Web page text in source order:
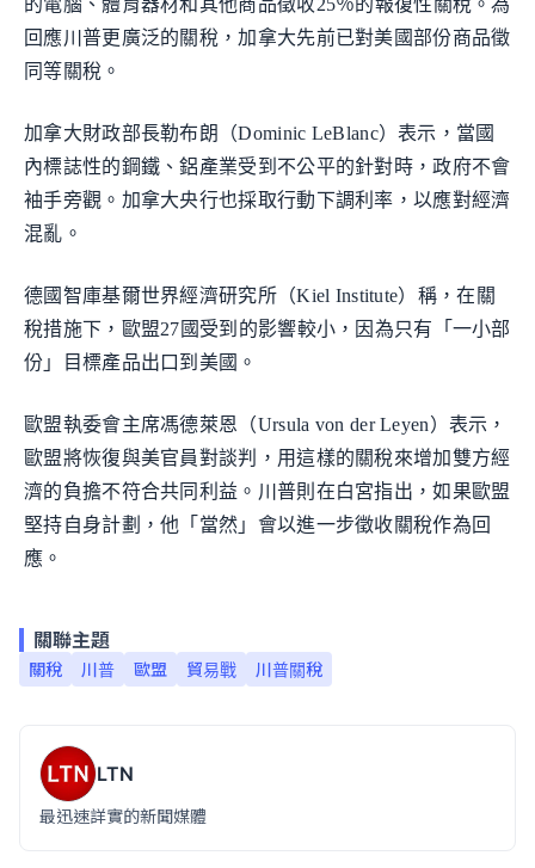
的電腦、體育器材和其他商品徵收25％的報復性關稅。為
回應川普更廣泛的關稅，加拿大先前已對美國部份商品徵
同等關稅。
加拿大財政部長勒布朗（Dominic LeBlanc）表示，當國
內標誌性的鋼鐵、鋁產業受到不公平的針對時，政府不會
袖手旁觀。加拿大央行也採取行動下調利率，以應對經濟
混亂。
德國智庫基爾世界經濟研究所（Kiel Institute）稱，在關
稅措施下，歐盟27國受到的影響較小，因為只有「一小部
份」目標產品出口到美國。
歐盟執委會主席馮德萊恩（Ursula von der Leyen）表示，
歐盟將恢復與美官員對談判，用這樣的關稅來增加雙方經
濟的負擔不符合共同利益。川普則在白宮指出，如果歐盟
堅持自身計劃，他「當然」會以進一步徵收關稅作為回
應。
關聯主題
關稅 川普 歐盟 貿易戰 川普關稅
LTN
最迅速詳實的新聞媒體